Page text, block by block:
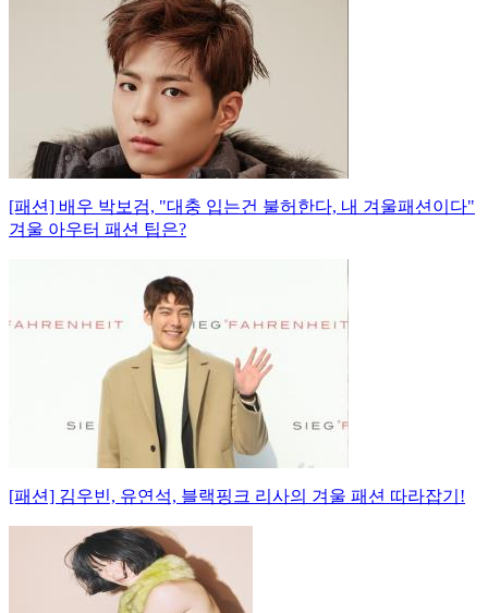
[패션] 배우 박보검, "대충 입는건 불허한다, 내 겨울패션이다"
겨울 아우터 패션 팁은?
[패션] 김우빈, 유연석, 블랙핑크 리사의 겨울 패션 따라잡기!